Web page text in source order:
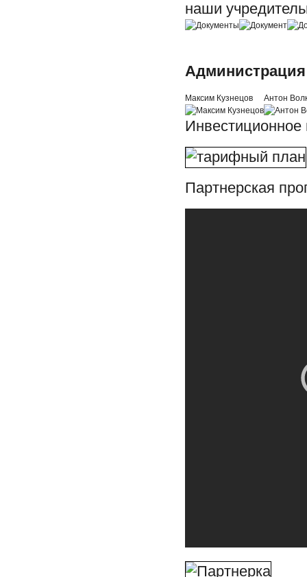
наши
Администрация
Максим Кузнецов Антон
Партнерская